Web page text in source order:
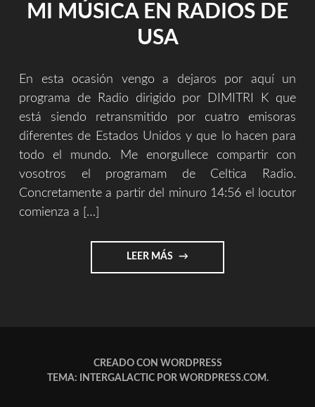
MI MÚSICA EN RADIOS DE
USA
En esta ocasión vengo a dejaros por aquí un
programa de Radio dirigido por DIMITRI K que
está siendo retransmitido por cuatro emisoras
diferentes de Estados Unidos y que lo hacen para
todo el mundo. Me enorgullece compartir con
vosotros el programam de Celtica Radio.
Concretamente a partir del minuro 14:56 el locutor
comienza a […]
LEER MÁS "MI
MÚSICA
CREADO CON WORDPRESS
TEMA: INTERGALACTIC POR WORDPRESS.COM.